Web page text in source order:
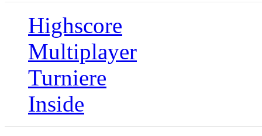
Highscore
Multiplayer
Turniere
Inside